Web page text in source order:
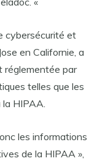
cybersécurité et
en Californie, a
réglementée par
telles que les
HIPAA.
les informations
de la HIPAA »,